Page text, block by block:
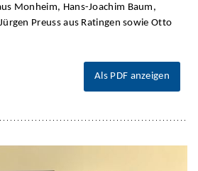
Monheim, Hans-Joachim Baum,
Preuss aus Ratingen sowie Otto
Als PDF anzeigen